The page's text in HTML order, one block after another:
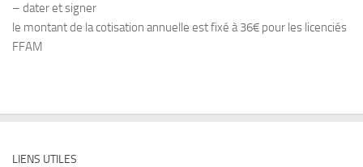
– dater et signer
le montant de la cotisation annuelle est fixé à 36€ pour les licenciés
FFAM
LIENS UTILES